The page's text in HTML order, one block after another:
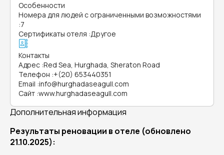
Особенности
Номера для людей с ограниченными возможностями
:7
Сертификаты отеля :Другое
Контакты
Адрес :Red Sea, Hurghada, Sheraton Road
Телефон :+(20) 653440351
Email :info@hurghadaseagull.com
Сайт :www.hurghadaseagull.com
Дополнительная информация
Результаты реновации в отеле (обновлено
21.10.2025):